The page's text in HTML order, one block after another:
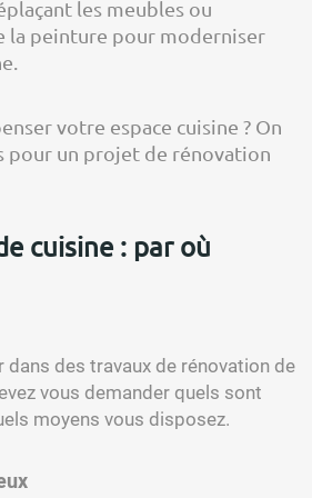
les meubles ou
la peinture pour moderniser
votre espace cuisine ? On
pour un projet de rénovation
cuisine : par où
dans des travaux de rénovation de
vous demander quels sont
moyens vous disposez.